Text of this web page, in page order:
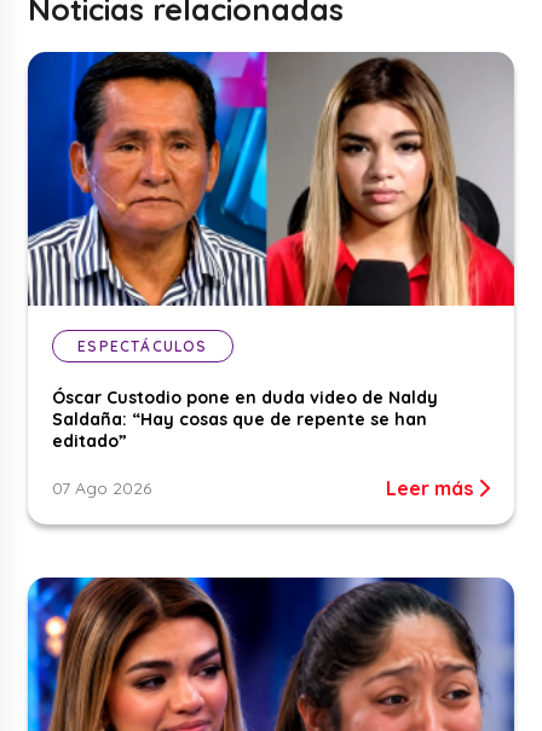
Noticias relacionadas
ESPECTÁCULOS
Óscar Custodio pone en duda video de Naldy
Saldaña: “Hay cosas que de repente se han
editado”
07 Ago 2026 Leer más